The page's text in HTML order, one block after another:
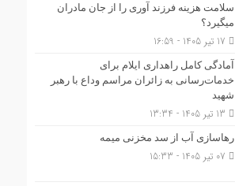
سلامت هزینه فرزند آوری را از جان مادران
میگیرد؟
آمادگی کامل راهداری ایلام برای
خدمات‌رسانی به زائران مراسم وداع با رهبر
شهید
رهاسازی آب از سد مخزنی میمه